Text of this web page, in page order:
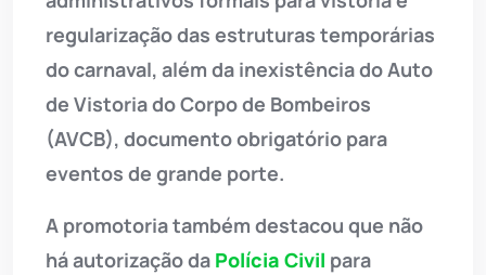
regularização das estruturas temporárias
do carnaval, além da inexistência do Auto
de Vistoria do Corpo de Bombeiros
(AVCB), documento obrigatório para
eventos de grande porte.
A promotoria também destacou que não
há autorização da Polícia Civil para